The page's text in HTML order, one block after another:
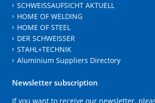
SCHWEISSAUFSICHT AKTUELL
HOME OF WELDING
HOME OF STEEL
DER SCHWEISSER
STAHL+TECHNIK
Aluminium Suppliers Directory
Newsletter subscription
If you want to receive our newsletter,